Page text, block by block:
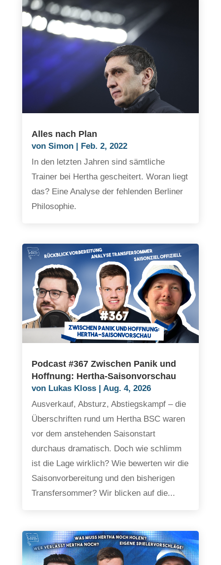
Alles nach Plan
von Simon| Feb. 2, 2022
In den letzten Jahren sind sämtliche
Trainer bei Hertha gescheitert. Woran liegt
das? Eine Analyse der fehlenden Berliner
Philosophie.
Podcast #367 Zwischen Panik und
Hoffnung: Hertha-Saisonvorschau
von Lukas Kloss| Aug. 4, 2026
Ausverkauf, Absturz, Abstiegskampf – die
Überschriften rund um Hertha BSC waren
vor dem anstehenden Saisonstart
durchaus dramatisch. Doch wie schlimm
ist die Lage wirklich? Wie bewerten wir die
Saisonvorbereitung und den bisherigen
Transfersommer? Wir blicken auf die...